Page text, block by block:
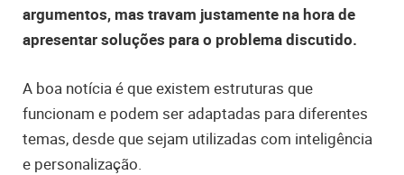
argumentos, mas travam justamente na hora de
apresentar soluções para o problema discutido.
A boa notícia é que existem estruturas que
funcionam e podem ser adaptadas para diferentes
temas, desde que sejam utilizadas com inteligência
e personalização.